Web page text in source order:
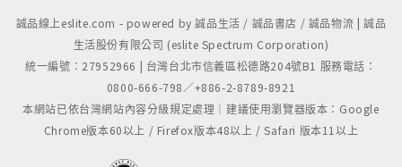
董事長劉陽明讓公益信任與社會事業並存共好，平衡關
懷與尊嚴；台灣金鑰匙協會會長林惟恩分享創造標誌、
以信任感為產業帶來影響；米其林一星餐廳方蒔蔡中
和、陳玉錡將夫妻的默契關係延伸至餐廳內的美好體
驗；藝術家寧芮潔則透過繪筆下角色Moi跨媒材替城市
裡人們說出心情。
從不同的面向你都會發現，面對巨浪洶湧，人人追求轉
誠品線上eslite.com - powered by 誠品生活 / 誠品書店 / 誠品物流 | 誠品
生活股份有限公司 (eslite Spectrum Corporation)
統一編號：27952966 | 台灣台北市信義區松德路204號B1 服務電話：
0800-666-798／+886-2-8789-8921
本網站已依台灣網站內容分級規定處理｜建議使用瀏覽器版本：Google
Chrome版本60以上 / Firefox版本48以上 / Safari 版本11以上